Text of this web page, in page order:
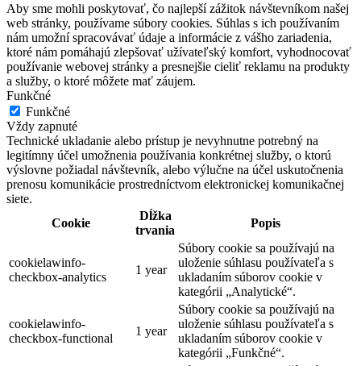
Aby sme mohli poskytovať, čo najlepší zážitok návštevníkom našej
web stránky, používame súbory cookies. Súhlas s ich používaním
nám umožní spracovávať údaje a informácie z vášho zariadenia,
ktoré nám pomáhajú zlepšovať užívateľský komfort, vyhodnocovať
používanie webovej stránky a presnejšie cieliť reklamu na produkty
a služby, o ktoré môžete mať záujem.
Funkčné
Funkčné
Vždy zapnuté
Technické ukladanie alebo prístup je nevyhnutne potrebný na
legitímny účel umožnenia používania konkrétnej služby, o ktorú
výslovne požiadal návštevník, alebo výlučne na účel uskutočnenia
prenosu komunikácie prostredníctvom elektronickej komunikačnej
siete.
Cookie
Dĺžka
trvania
Popis
cookielawinfo-
checkbox-analytics
1 year
Súbory cookie sa používajú na
uloženie súhlasu používateľa s
ukladaním súborov cookie v
kategórii „Analytické“.
cookielawinfo-
checkbox-functional
1 year
Súbory cookie sa používajú na
uloženie súhlasu používateľa s
ukladaním súborov cookie v
kategórii „Funkčné“.